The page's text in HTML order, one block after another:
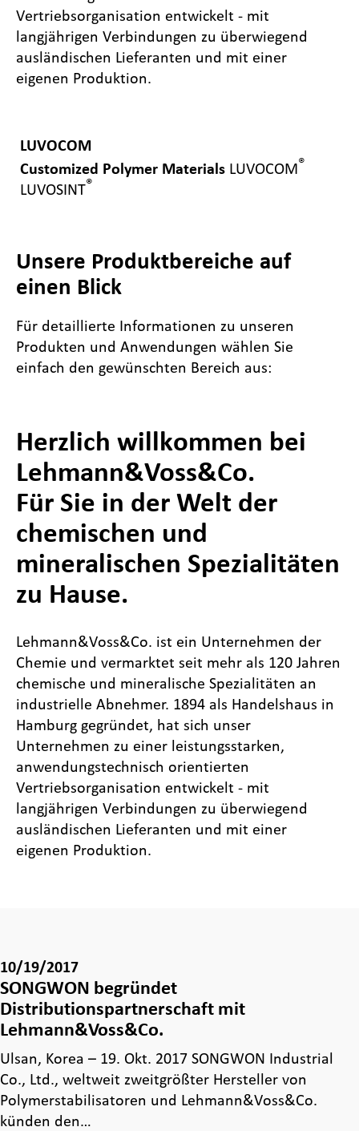
Vertriebsorganisation entwickelt - mit
langjährigen Verbindungen zu überwiegend
ausländischen Lieferanten und mit einer
eigenen Produktion.
LUVOCOM
Customized Polymer Materials LUVOCOM®
LUVOSINT®
Unsere Produktbereiche auf
einen Blick
Für detaillierte Informationen zu unseren
Produkten und Anwendungen wählen Sie
einfach den gewünschten Bereich aus:
Herzlich willkommen bei
Lehmann&Voss&Co.
Für Sie in der Welt der
chemischen und
mineralischen Spezialitäten
zu Hause.
Lehmann&Voss&Co. ist ein Unternehmen der
Chemie und vermarktet seit mehr als 120 Jahren
chemische und mineralische Spezialitäten an
industrielle Abnehmer. 1894 als Handelshaus in
Hamburg gegründet, hat sich unser
Unternehmen zu einer leistungsstarken,
anwendungstechnisch orientierten
Vertriebsorganisation entwickelt - mit
langjährigen Verbindungen zu überwiegend
ausländischen Lieferanten und mit einer
eigenen Produktion.
10/19/2017
SONGWON begründet
Distributionspartnerschaft mit
Lehmann&Voss&Co.
Ulsan, Korea – 19. Okt. 2017 SONGWON Industrial
Co., Ltd., weltweit zweitgrößter Hersteller von
Polymerstabilisatoren und Lehmann&Voss&Co.
künden den…